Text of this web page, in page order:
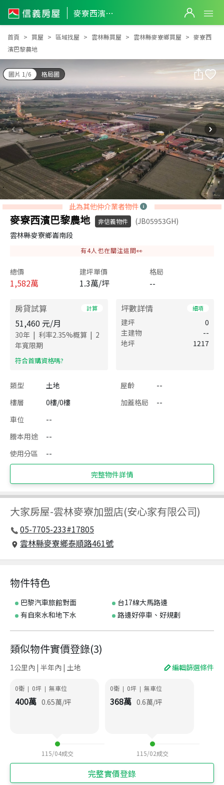
麥寮西濱巴黎農地
麥寮西濱巴黎農地
首頁 買屋 區域找屋 雲林縣買屋 雲林縣麥寮鄉買屋
麥寮西
濱巴黎農地
圖片 1/6 格局圖
此為其他仲介業者物件
麥寮西濱巴黎農地 非信義物件
(JB05953GH)
雲林縣麥寮鄉崙南段
有4人也在關注這間👀
總價
1,582萬
建坪單價
1.3萬/坪
格局
--
房貸試算 計算
51,460 元/月
30年 | 利率2.35%概算 | 2
年寬限期
​符合首購資格嗎?
坪數詳情 細項
建坪
0
主建物
--
地坪
1217
類型 土地 屋齡
--
樓層
0樓/0樓 加蓋格局
--
車位
--
謄本用途
--
使用分區
--
完整物件詳情
大家房屋-雲林麥寮加盟店(安心家有限公司)
05-7705-233#17805
雲林縣麥寮鄉泰順路461號
物件特色
巴黎汽車旅館對面
台17線大馬路邊
有自來水和地下水
路邊好停車、好規劃
類似物件實價登錄(3)
1公里內 | 半年內 | 土地 編輯篩選條件
0衛 | 0坪 | 無車位
400萬 0.65萬/坪
115/04成交
0衛 | 0坪 | 無車位
368萬 0.6萬/坪
115/02成交
完整實價登錄